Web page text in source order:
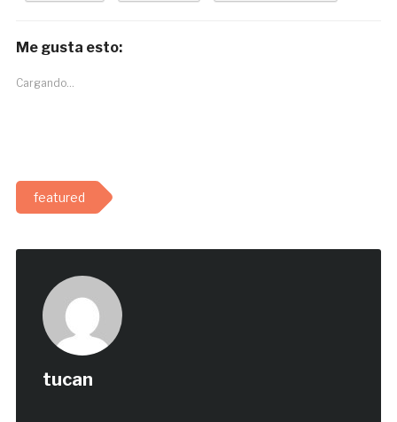
Me gusta esto:
Cargando...
featured
tucan